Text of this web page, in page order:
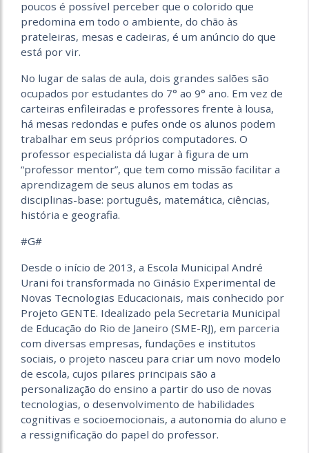
poucos é possível perceber que o colorido que
predomina em todo o ambiente, do chão às
prateleiras, mesas e cadeiras, é um anúncio do que
está por vir.
No lugar de salas de aula, dois grandes salões são
ocupados por estudantes do 7° ao 9° ano. Em vez de
carteiras enfileiradas e professores frente à lousa,
há mesas redondas e pufes onde os alunos podem
trabalhar em seus próprios computadores. O
professor especialista dá lugar à figura de um
“professor mentor”, que tem como missão facilitar a
aprendizagem de seus alunos em todas as
disciplinas-base: português, matemática, ciências,
história e geografia.
#G#
Desde o início de 2013, a Escola Municipal André
Urani foi transformada no Ginásio Experimental de
Novas Tecnologias Educacionais, mais conhecido por
Projeto GENTE. Idealizado pela Secretaria Municipal
de Educação do Rio de Janeiro (SME-RJ), em parceria
com diversas empresas, fundações e institutos
sociais, o projeto nasceu para criar um novo modelo
de escola, cujos pilares principais são a
personalização do ensino a partir do uso de novas
tecnologias, o desenvolvimento de habilidades
cognitivas e socioemocionais, a autonomia do aluno e
a ressignificação do papel do professor.